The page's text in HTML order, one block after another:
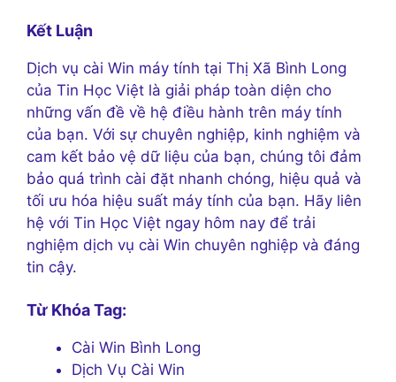
Kết Luận
Dịch vụ cài Win máy tính tại Thị Xã Bình Long
của Tin Học Việt là giải pháp toàn diện cho
những vấn đề về hệ điều hành trên máy tính
của bạn. Với sự chuyên nghiệp, kinh nghiệm và
cam kết bảo vệ dữ liệu của bạn, chúng tôi đảm
bảo quá trình cài đặt nhanh chóng, hiệu quả và
tối ưu hóa hiệu suất máy tính của bạn. Hãy liên
hệ với Tin Học Việt ngay hôm nay để trải
nghiệm dịch vụ cài Win chuyên nghiệp và đáng
tin cậy.
Từ Khóa Tag:
Cài Win Bình Long
Dịch Vụ Cài Win